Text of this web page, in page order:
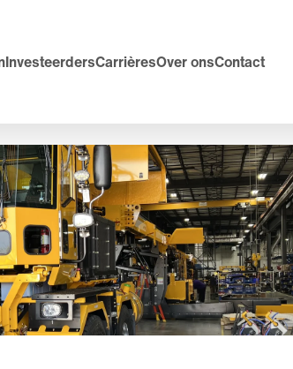
InvesteerdersCarrièresOver onsContact